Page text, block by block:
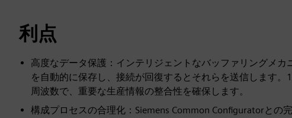
利点
高度なデータ保護：インテリジェントなバッファリングメ
を自動的に保存し、接続が回復するとそれらを送信します
周波数で、重要な生産情報の整合性を確保します。
構成プロセスの合理化：Siemens Common Configuratorとの